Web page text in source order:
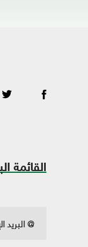
القائمة